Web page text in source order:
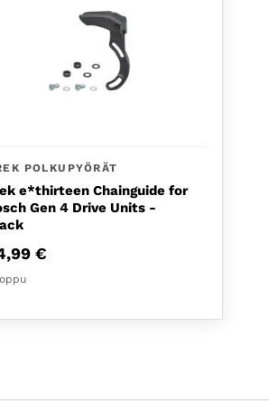
POLKUPYÖRÄT
e*thirteen Chainguide for
Gen 4 Drive Units -
€